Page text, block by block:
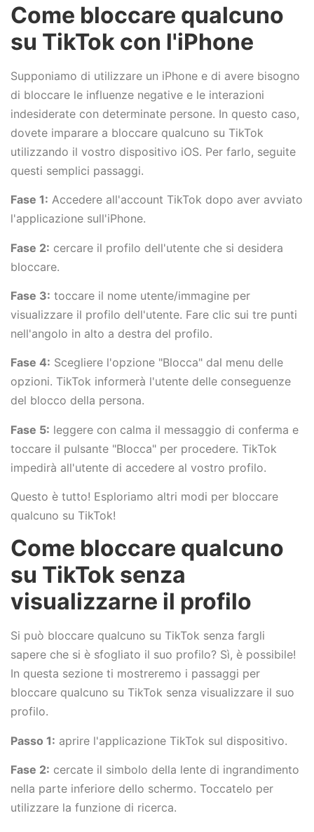
Come bloccare qualcuno
su TikTok con l'iPhone
Supponiamo di utilizzare un iPhone e di avere bisogno
di bloccare le influenze negative e le interazioni
indesiderate con determinate persone. In questo caso,
dovete imparare a bloccare qualcuno su TikTok
utilizzando il vostro dispositivo iOS. Per farlo, seguite
questi semplici passaggi.
Fase 1: Accedere all'account TikTok dopo aver avviato
l'applicazione sull'iPhone.
Fase 2: cercare il profilo dell'utente che si desidera
bloccare.
Fase 3: toccare il nome utente/immagine per
visualizzare il profilo dell'utente. Fare clic sui tre punti
nell'angolo in alto a destra del profilo.
Fase 4: Scegliere l'opzione "Blocca" dal menu delle
opzioni. TikTok informerà l'utente delle conseguenze
del blocco della persona.
Fase 5: leggere con calma il messaggio di conferma e
toccare il pulsante "Blocca" per procedere. TikTok
impedirà all'utente di accedere al vostro profilo.
Questo è tutto! Esploriamo altri modi per bloccare
qualcuno su TikTok!
Come bloccare qualcuno
su TikTok senza
visualizzarne il profilo
Si può bloccare qualcuno su TikTok senza fargli
sapere che si è sfogliato il suo profilo? Sì, è possibile!
In questa sezione ti mostreremo i passaggi per
bloccare qualcuno su TikTok senza visualizzare il suo
profilo.
Passo 1: aprire l'applicazione TikTok sul dispositivo.
Fase 2: cercate il simbolo della lente di ingrandimento
nella parte inferiore dello schermo. Toccatelo per
utilizzare la funzione di ricerca.